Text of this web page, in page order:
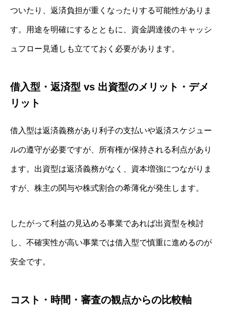
ついたり、返済負担が重くなったりする可能性がありま
す。用途を明確にするとともに、資金調達後のキャッシ
ュフロー見通しも立てておく必要があります。
借入型・返済型 vs 出資型のメリット・デメ
リット
借入型は返済義務があり利子の支払いや返済スケジュー
ルの遵守が必要ですが、所有権が保持される利点があり
ます。出資型は返済義務がなく、資本増強につながりま
すが、株主の関与や株式割合の希薄化が発生します。
したがって利益の見込める事業であれば出資型を検討
し、不確実性が高い事業では借入型で慎重に進めるのが
安全です。
コスト・時間・審査の観点からの比較軸